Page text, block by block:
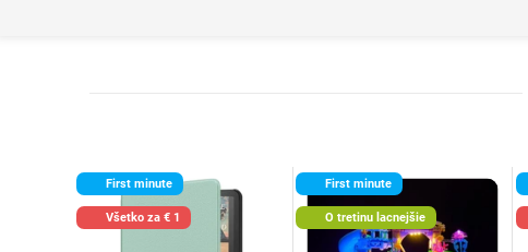
First minute
Všetko za € 1
First minute
O tretinu lacnejšie